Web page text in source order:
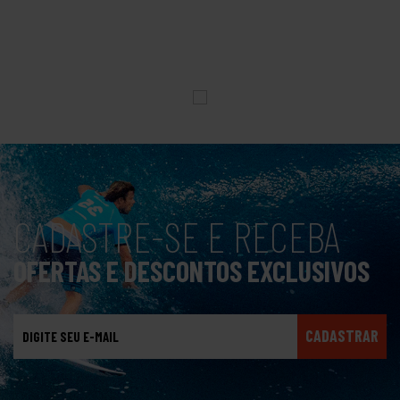
CADASTRE-SE E RECEBA
OFERTAS E DESCONTOS EXCLUSIVOS
CADASTRAR